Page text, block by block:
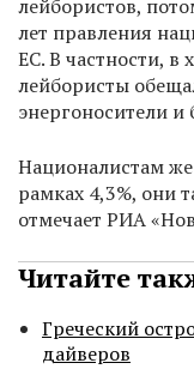
лейбористов,
лет правления
ЕС. В частности,
лейбористы
энергоносители и
Националистам же
рамках 4,3%, они
отмечает РИА
Читайте
Греческий
дайверов